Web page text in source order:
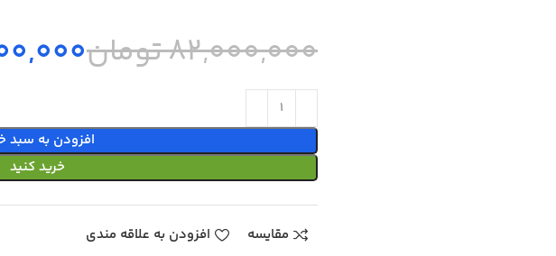
82,000,000تومان
افزودن به سبد
خرید کنید
مقایسه افزودن به علاقه مندی